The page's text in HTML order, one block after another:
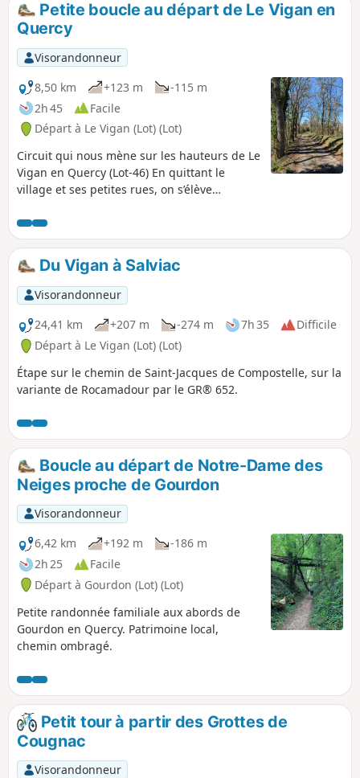
p
Petite boucle au départ de Le Vigan en
Quercy
Visorandonneur
8,50 km
+123 m
-115 m
2h 45
Facile
Départ à Le Vigan (Lot) (Lot)
Circuit qui nous mène sur les hauteurs de Le
Vigan en Quercy (Lot-46) En quittant le
village et ses petites rues, on s’élève
chemins, jusqu'au hameau de Gamoutou.
Cheminant ainsi de vallons en crêtes,
rencontrant de nombreux ruisseaux et leurs
moulins, on découvre de belles vues sur les
alentours.
Du Vigan à Salviac
Visorandonneur
24,41 km
+207 m -274 m 7h 35
Difficile
Départ à Le Vigan (Lot) (Lot)
Étape sur le chemin de Saint-Jacques de Compostelle, sur la
variante de Rocamadour par le GR® 652.
Boucle au départ de Notre-Dame des
Neiges proche de Gourdon
Visorandonneur
6,42 km
+192 m
-186 m
2h 25
Facile
Départ à Gourdon (Lot) (Lot)
Petite randonnée familiale aux abords de
Gourdon en Quercy. Patrimoine local,
chemin ombragé.
Petit tour à partir des Grottes de
Cougnac
Visorandonneur